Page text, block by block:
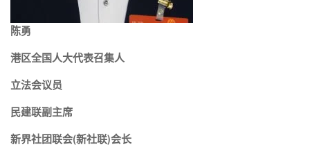
陈勇
港区全国人大代表召集人
立法会议员
民建联副主席
新界社团联会(新社联)会长